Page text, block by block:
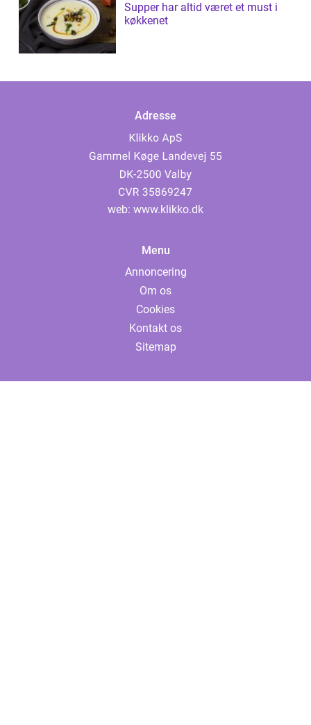
Supper har altid været et must i
køkkenet
Adresse
web: www.klikko.dk
Menu
Annoncering
Om os
Cookies
Kontakt os
Sitemap